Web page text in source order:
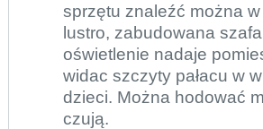
sprzętu znaleźć można
lustro, zabudowana
oświetlenie nadaje
widac szczyty pałacu w
dzieci. Można hodować
czują.